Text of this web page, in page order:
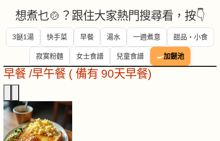
想煮乜🍲？跟住大家熱門搜尋看，按👇
3餸1湯 快手菜 早餐 湯水 一週煮意 甜品・小食
寂寞粉麵 女士食譜 兒童食譜 🍳加餸池
早餐 /早午餐 ( 備有 90天早餐)